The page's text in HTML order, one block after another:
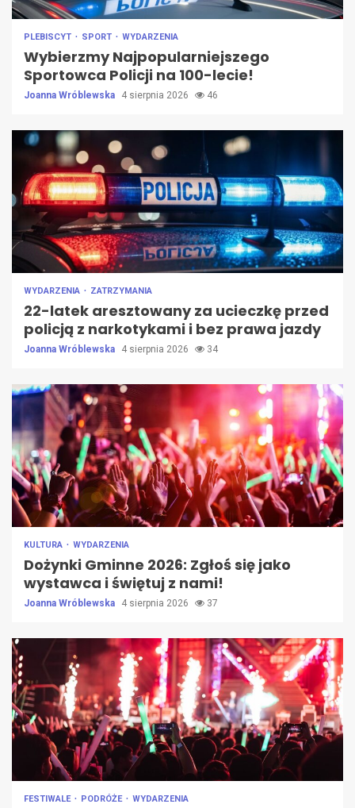
PLEBISCYT SPORT WYDARZENIA
Wybierzmy Najpopularniejszego
Sportowca Policji na 100-lecie!
Joanna Wróblewska 4 sierpnia 2026 46
WYDARZENIA ZATRZYMANIA
22-latek aresztowany za ucieczkę przed
policją z narkotykami i bez prawa jazdy
Joanna Wróblewska 4 sierpnia 2026 34
KULTURA WYDARZENIA
Dożynki Gminne 2026: Zgłoś się jako
wystawca i świętuj z nami!
Joanna Wróblewska 4 sierpnia 2026 37
FESTIWALE PODRÓŻE WYDARZENIA